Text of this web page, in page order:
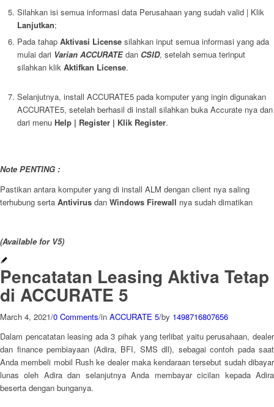
Silahkan isi semua informasi data Perusahaan yang sudah valid | Klik
Lanjutkan;
Pada tahap Aktivasi License silahkan input semua informasi yang ada
mulai dari Varian ACCURATEdan CSID, setelah semua terinput
silahkan klik Aktifkan License.
Selanjutnya, install ACCURATE5 pada komputer yang ingin digunakan
ACCURATE5, setelah berhasil di install silahkan buka Accurate nya dan
dari menu Help | Register | Klik Register.
Note PENTING :
Pastikan antara komputer yang di install ALM dengan client nya saling
terhubung serta Antivirus dan Windows Firewall nya sudah dimatikan
(Available for V5)
Pencatatan Leasing Aktiva Tetap
di ACCURATE 5
March 4, 2021/0 Comments/in ACCURATE 5/by 1498716807656
Dalam pencatatan leasing ada 3 pihak yang terlibat yaitu perusahaan, dealer
dan finance pembiayaan (Adira, BFI, SMS dll), sebagai contoh pada saat
Anda membeli mobil Rush ke dealer maka kendaraan tersebut sudah dibayar
lunas oleh Adira dan selanjutnya Anda membayar cicilan kepada Adira
beserta dengan bunganya.